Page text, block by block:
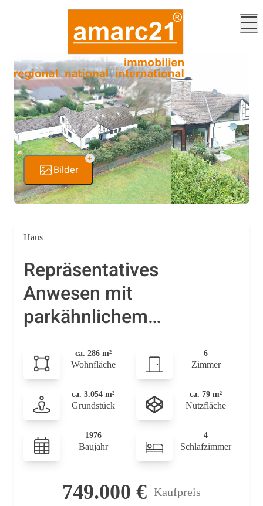
Bilder
Haus
Repräsentatives
Anwesen mit
parkähnlichem
ca. 286 m²
Wohnfläche
6
Zimmer
ca. 3.054 m²
Grundstück
ca. 79 m²
Nutzfläche
1976
Baujahr
4
Schlafzimmer
749.000 € Kaufpreis